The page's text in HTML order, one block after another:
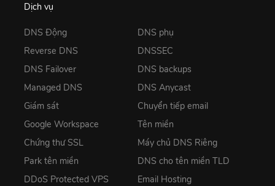
Dịch vụ
DNS Động
Reverse DNS
DNS Failover
Managed DNS
Giám sát
Google Workspace
Chứng thư SSL
Park tên miền
DDoS Protected VPS
DNS phụ
DNSSEC
DNS backups
DNS Anycast
Chuyển tiếp email
Tên miền
Máy chủ DNS Riêng
DNS cho tên miền TLD
Email Hosting